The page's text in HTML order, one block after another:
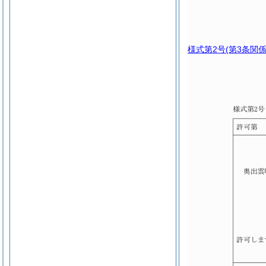
様式第2号(第3条関